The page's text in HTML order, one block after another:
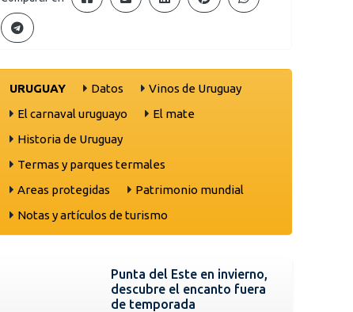
URUGUAY Datos
Vinos de Uruguay
El carnaval uruguayo
El mate
Historia de Uruguay
Termas y parques termales
Areas protegidas
Patrimonio mundial
Notas y artículos de turismo
Punta del Este en invierno,
descubre el encanto fuera
de temporada